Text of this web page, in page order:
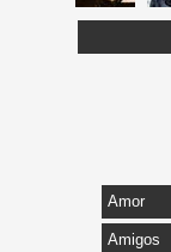
Amor
Amigos